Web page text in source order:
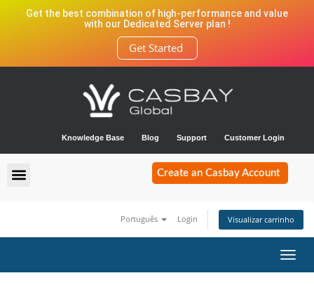
Get the best combination of high-performance and value
with our Dedicated Server plan !
Get Started
Knowledge Base Blog Support Customer Login
Create an Casbay Account
Português Login Visualizar carrinho